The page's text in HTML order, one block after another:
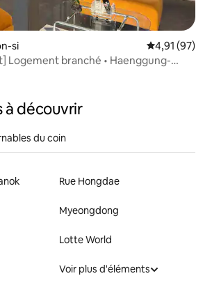
si Note
4,91 (97)
Logement branché • Haenggung-
à découvrir
du coin
Rue Hongdae
Myeongdong
Lotte World
Voir plus d'éléments